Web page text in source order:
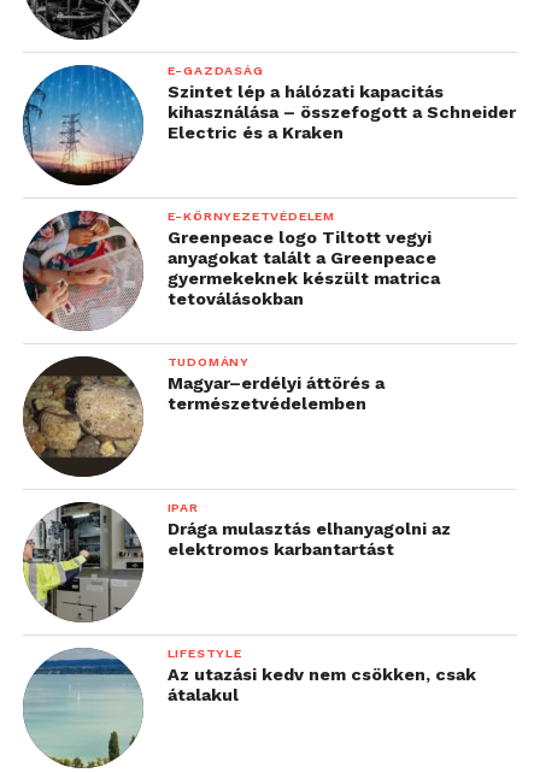
E-GAZDASÁG
Szintet lép a hálózati kapacitás
kihasználása – összefogott a Schneider
Electric és a Kraken
E-KÖRNYEZETVÉDELEM
Greenpeace logo Tiltott vegyi
anyagokat talált a Greenpeace
gyermekeknek készült matrica
tetoválásokban
TUDOMÁNY
Magyar–erdélyi áttörés a
természetvédelemben
IPAR
Drága mulasztás elhanyagolni az
elektromos karbantartást
LIFESTYLE
Az utazási kedv nem csökken, csak
átalakul